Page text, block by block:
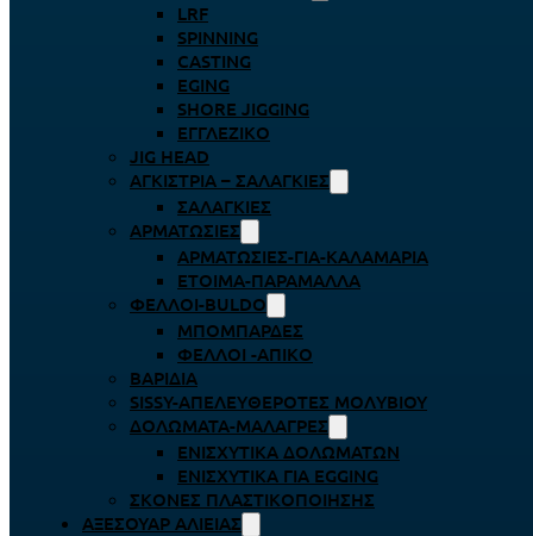
LRF
SPINNING
CASTING
EGING
SHORE JIGGING
ΕΓΓΛΈΖΙΚΟ
JIG HEAD
ΑΓΚΊΣΤΡΙΑ – ΣΑΛΑΓΚΙΈΣ
ΣΑΛΑΓΚΙΈΣ
ΑΡΜΑΤΩΣΙΈΣ
ΑΡΜΑΤΩΣΙΈΣ-ΓΙΑ-ΚΑΛΑΜΆΡΙΑ
ΈΤΟΙΜΑ-ΠΑΡΆΜΑΛΛΑ
ΦΕΛΛΟΊ-BULDO
ΜΠΟΜΠΆΡΔΕΣ
ΦΕΛΛΟΊ -ΑΠΊΚΟ
ΒΑΡΊΔΙΑ
SISSY-ΑΠΕΛΕΥΘΕΡΟΤΈΣ ΜΟΛΥΒΙΟΎ
ΔΟΛΏΜΑΤΑ-ΜΑΛΆΓΡΕΣ
ΕΝΙΣΧΥΤΙΚΆ ΔΟΛΩΜΆΤΩΝ
ΕΝΙΣΧΥΤΙΚΆ ΓΙΑ EGGING
ΣΚΌΝΕΣ ΠΛΑΣΤΙΚΟΠΟΊΗΣΗΣ
ΑΞΕΣΟΥΆΡ ΑΛΙΕΊΑΣ